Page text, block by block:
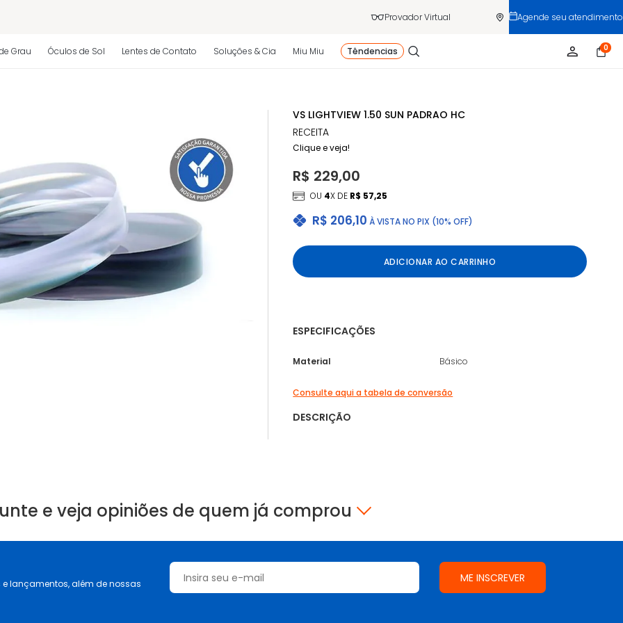
Provador Virtual Agende seu atendimento
Grau Óculos de Sol Lentes de Contato Soluções & Cia Miu Miu Têndencias 0
VS LIGHTVIEW 1.50 SUN PADRAO HC
RECEITA
Clique e veja!
R$ 206,10 À VISTA NO PIX (10% OFF)
R$ 229,00
OU 4X DE R$ 57,25
ADICIONAR AO CARRINHO
ESPECIFICAÇÕES
Material Básico
Consulte aqui a tabela de conversão
DESCRIÇÃO
e veja opiniões de quem já comprou
lançamentos, além de nossas